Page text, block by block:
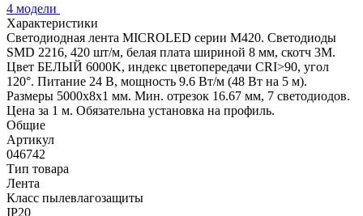
4 модели
Характеристики
Светодиодная лента MICROLED серии M420. Светодиоды
SMD 2216, 420 шт/м, белая плата шириной 8 мм, скотч 3M.
Цвет БЕЛЫЙ 6000K, индекс цветопередачи CRI>90, угол
120°. Питание 24 В, мощность 9.6 Вт/м (48 Вт на 5 м).
Размеры 5000x8x1 мм. Мин. отрезок 16.67 мм, 7 светодиодов.
Цена за 1 м. Обязательна установка на профиль.
Общие
Артикул
046742
Тип товара
Лента
Класс пылевлагозащиты
IP20